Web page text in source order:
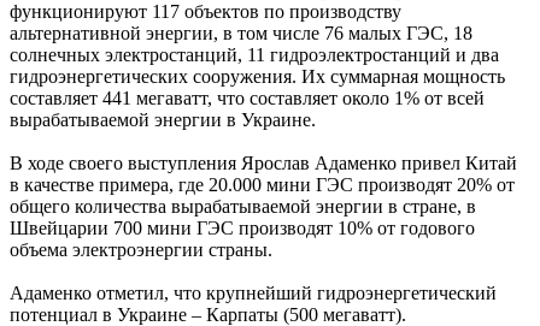
функционируют 117 объектов по производству
альтернативной энергии, в том числе 76 малых ГЭС, 18
солнечных электростанций, 11 гидроэлектростанций и два
гидроэнергетических сооружения. Их суммарная мощность
составляет 441 мегаватт, что составляет около 1% от всей
вырабатываемой энергии в Украине.
В ходе своего выступления Ярослав Адаменко привел Китай
в качестве примера, где 20.000 мини ГЭС производят 20% от
общего количества вырабатываемой энергии в стране, в
Швейцарии 700 мини ГЭС производят 10% от годового
объема электроэнергии страны.
Адаменко отметил, что крупнейший гидроэнергетический
потенциал в Украине – Карпаты (500 мегаватт).